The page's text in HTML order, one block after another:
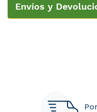
Envíos y